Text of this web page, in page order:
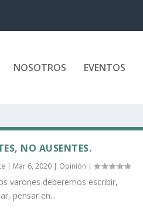
NOSOTROS EVENTOS
NO AUSENTES.
| Mar 6, 2020| Opinión |
varones deberemos escribir,
pensar en...